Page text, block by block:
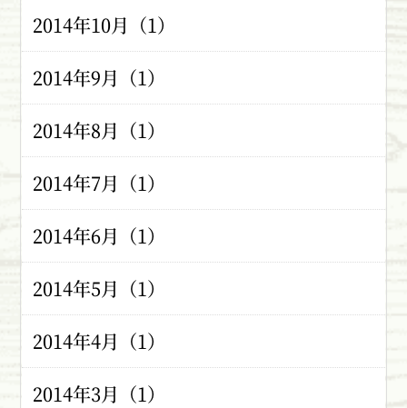
2014年10月（1）
2014年9月（1）
2014年8月（1）
2014年7月（1）
2014年6月（1）
2014年5月（1）
2014年4月（1）
2014年3月（1）